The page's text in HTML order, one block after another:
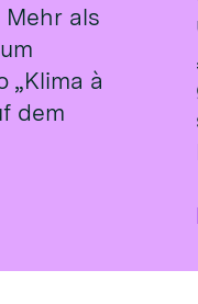
als
„Klima à
dem